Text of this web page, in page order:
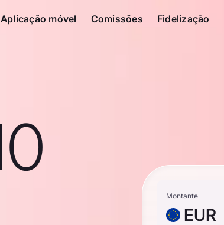
Aplicação móvel Comissões Fidelização
Montante
EUR